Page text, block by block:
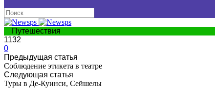
Путешествия
1132
0
Предыдущая статья
Соблюдение этикета в театре
Следующая статья
Туры в Де-Куинси, Сейшелы